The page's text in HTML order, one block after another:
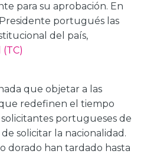
para su aprobación. En
portugués las
del país,
que objetar a las
redefinen el tiempo
portugueses de
solicitar la nacionalidad.
dorado han tardado hasta